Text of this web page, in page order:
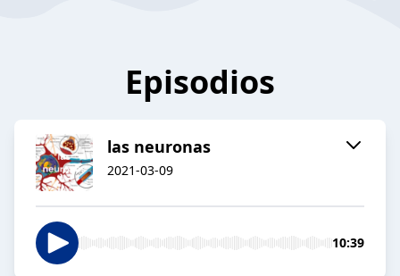
Episodios
las neuronas
2021-03-09
10:39